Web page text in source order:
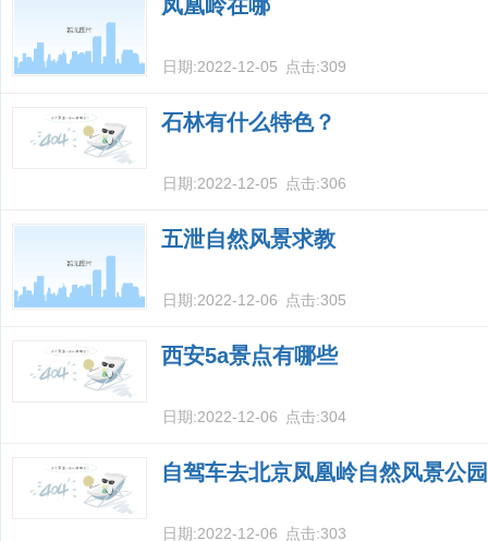
凤凰岭在哪
日期:2022-12-05 点击:309
石林有什么特色？
日期:2022-12-05 点击:306
五泄自然风景求教
日期:2022-12-06 点击:305
西安5a景点有哪些
日期:2022-12-06 点击:304
自驾车去北京凤凰岭自然风景公
日期:2022-12-06 点击:303